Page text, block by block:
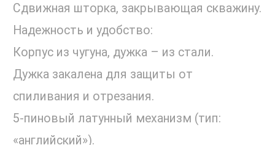
Сдвижная шторка, закрывающая скважину.
Надежность и удобство:
Корпус из чугуна, дужка – из стали.
Дужка закалена для защиты от
спиливания и отрезания.
5-пиновый латунный механизм (тип:
«английский»).